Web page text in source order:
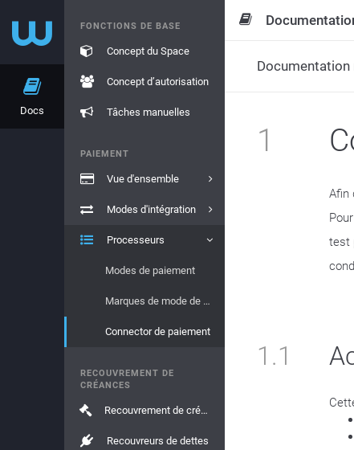
Docs
FONCTIONS DE BASE
Concept du Space
Concept d’autorisation
Tâches manuelles
PAIEMENT
Vue d'ensemble
Modes d'intégration
Processeurs
Modes de paiement
Marques de mode de paiement
Connector de paiement
RECOUVREMENT DE
CRÉANCES
Recouvrement de créances
Recouvreurs de dettes
Documentation
1
Afin
test
1.1